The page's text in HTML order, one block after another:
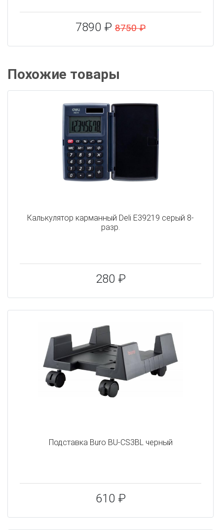
7890 ₽ 8750 ₽
Похожие товары
Калькулятор карманный Deli E39219 серый 8-
разр.
280 ₽
Подставка Buro BU-CS3BL черный
610 ₽